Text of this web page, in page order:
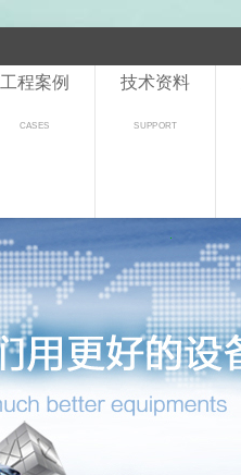
CASES
工程案例
SUPPORT
技术资料